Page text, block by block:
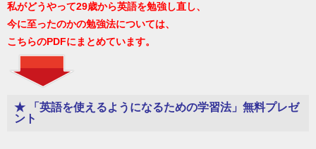
私がどうやって29歳から英語を勉強し直し、
今に至ったのかの勉強法については、
こちらのPDFにまとめています。
★ 「英語を使えるようになるための学習法」無料プレゼ
ント